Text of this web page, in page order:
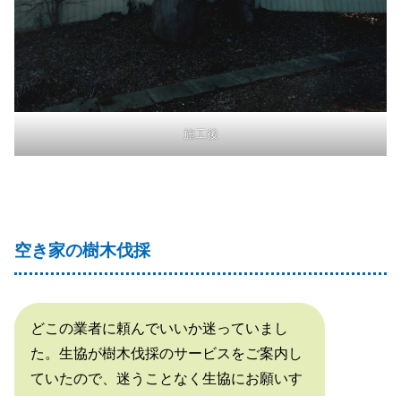
施工後
空き家の樹木伐採
どこの業者に頼んでいいか迷っていまし
た。生協が樹木伐採のサービスをご案内し
ていたので、迷うことなく生協にお願いす